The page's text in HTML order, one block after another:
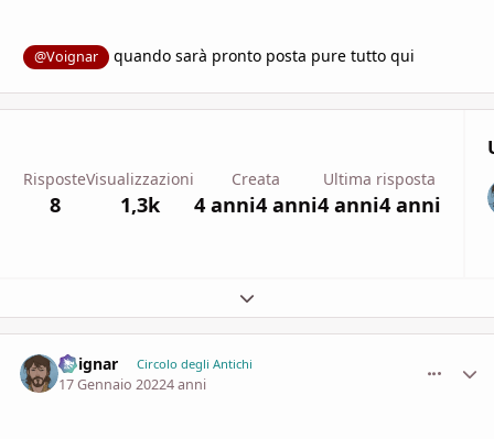
@Voignar quando sarà pronto posta pure tutto qui
Risposte
8
Visualizzazioni
1,3k
Creata
4 anni4 anni
Ultima risposta
4 anni4 anni
Espandi panoramica del topic
Voignar Circolo degli Antichi
17 Gennaio 20224 anni